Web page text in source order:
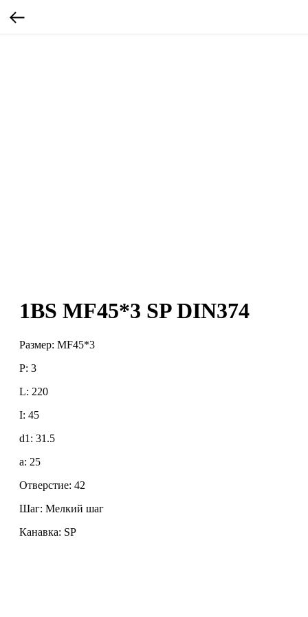
1BS MF45*3 SP DIN374
Размер: MF45*3
P: 3
L: 220
I: 45
d1: 31.5
a: 25
Отверстие: 42
Шаг: Мелкий шаг
Канавка: SP